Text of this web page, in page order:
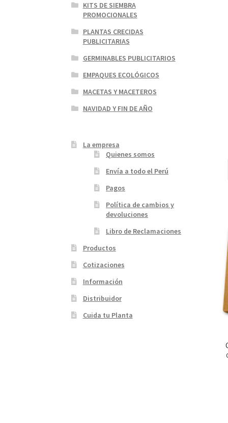
KITS DE SIEMBRA
PROMOCIONALES
PLANTAS CRECIDAS
PUBLICITARIAS
GERMINABLES PUBLICITARIOS
EMPAQUES ECOLÓGICOS
MACETAS Y MACETEROS
NAVIDAD Y FIN DE AÑO
La empresa
Quienes somos
Envía a todo el Perú
Pagos
Política de cambios y
devoluciones
Libro de Reclamaciones
Productos
Cotizaciones
Información
Distribuidor
Cuida tu Planta